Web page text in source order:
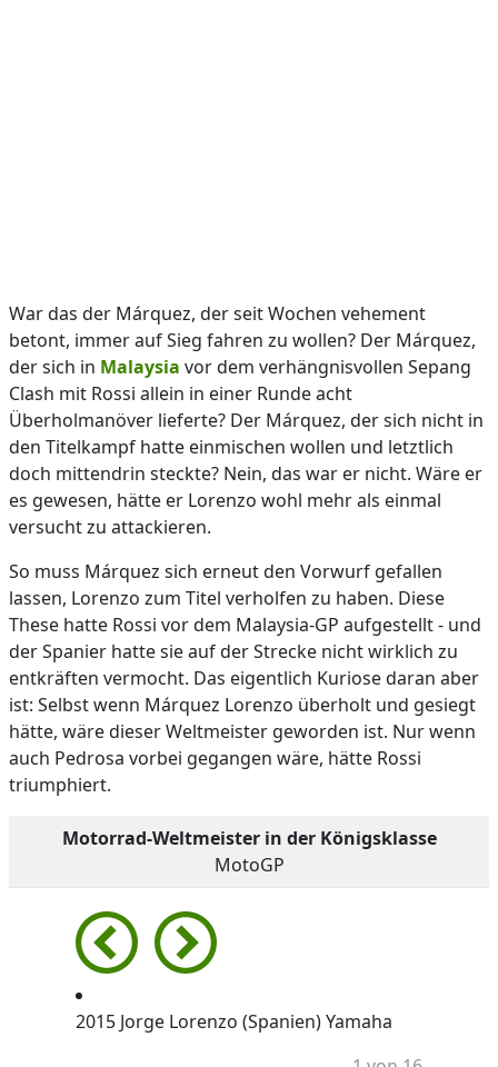
War das der Márquez, der seit Wochen vehement
betont, immer auf Sieg fahren zu wollen? Der Márquez,
der sich in Malaysia vor dem verhängnisvollen Sepang
Clash mit Rossi allein in einer Runde acht
Überholmanöver lieferte? Der Márquez, der sich nicht in
den Titelkampf hatte einmischen wollen und letztlich
doch mittendrin steckte? Nein, das war er nicht. Wäre er
es gewesen, hätte er Lorenzo wohl mehr als einmal
versucht zu attackieren.
So muss Márquez sich erneut den Vorwurf gefallen
lassen, Lorenzo zum Titel verholfen zu haben. Diese
These hatte Rossi vor dem Malaysia-GP aufgestellt - und
der Spanier hatte sie auf der Strecke nicht wirklich zu
entkräften vermocht. Das eigentlich Kuriose daran aber
ist: Selbst wenn Márquez Lorenzo überholt und gesiegt
hätte, wäre dieser Weltmeister geworden ist. Nur wenn
auch Pedrosa vorbei gegangen wäre, hätte Rossi
triumphiert.
Motorrad-Weltmeister in der Königsklasse
MotoGP
2015 Jorge Lorenzo (Spanien) Yamaha